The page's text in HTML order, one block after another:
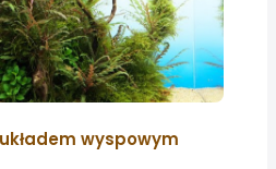
wyspowym